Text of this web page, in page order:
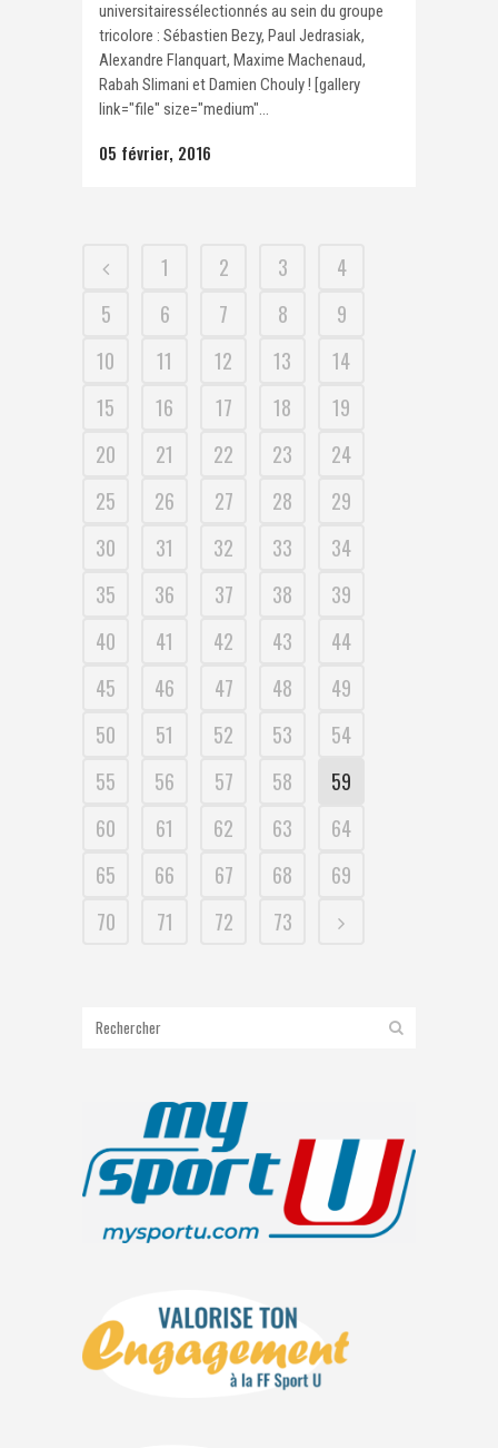
universitairessélectionnés au sein du groupe
tricolore : Sébastien Bezy, Paul Jedrasiak,
Alexandre Flanquart, Maxime Machenaud,
Rabah Slimani et Damien Chouly ! [gallery
link="file" size="medium"...
05 février, 2016
1 2 3
4
5
6 7 8
9
10
11 12 13
14
15
16 17 18
19
20
21 22 23
24
25
26 27 28
29
30
31 32 33
34
35
36 37 38
39
40
41 42 43
44
45
46 47 48
49
50
51 52 53
54
55
56 57 58
59
60
61 62 63
64
65
66 67 68
69
70
71 72 73